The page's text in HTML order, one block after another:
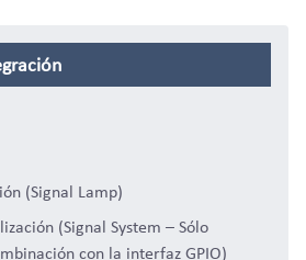
(Signal Lamp)
(Signal System – Sólo
con la interfaz GPIO)